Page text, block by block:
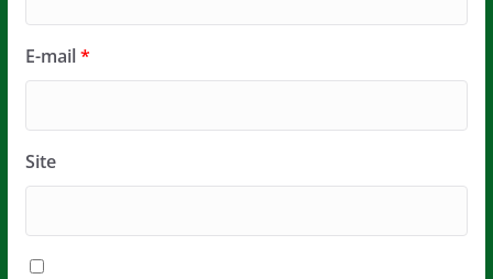
E-mail*
Site